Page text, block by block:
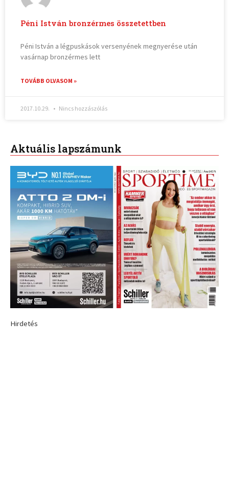
Péni István bronzérmes összetettben
Péni István a légpuskások versenyének megnyerése után
vasárnap bronzérmes lett
TOVÁBB OLVASOM »
2017.10.29. Nincs hozzászólás
Aktuális lapszámunk
Hirdetés